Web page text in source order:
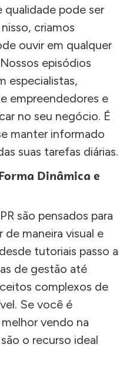
pode ser
criamos
ouvir em qualquer
episódios
especialistas,
empreendedores e
no seu negócio. É
manter informado
suas tarefas diárias.
Dinâmica e
são pensados para
maneira visual e
tutoriais passo a
de gestão até
complexos de
Se você é
vendo na
o recurso ideal